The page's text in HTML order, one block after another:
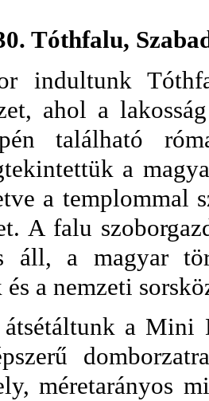
Tóthfalu,
indultunk
ahol a
található
a
a templommal
A falu
áll, a magyar
a nemzeti
a Mini
méretarányos